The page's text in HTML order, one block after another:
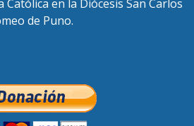
Católica en la Diócesis San Carlos
de Puno.